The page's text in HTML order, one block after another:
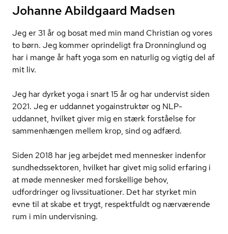
Johanne Abildgaard Madsen
Jeg er 31 år og bosat med min mand Christian og vores
to børn. Jeg kommer oprindeligt fra Dronninglund og
har i mange år haft yoga som en naturlig og vigtig del af
mit liv.
Jeg har dyrket yoga i snart 15 år og har undervist siden
2021. Jeg er uddannet yogainstruktør og NLP-
uddannet, hvilket giver mig en stærk forståelse for
sammenhængen mellem krop, sind og adfærd.
Siden 2018 har jeg arbejdet med mennesker indenfor
sund­heds­sek­to­ren, hvilket har givet mig solid erfaring i
at møde mennesker med forskellige behov,
udfordringer og livs­si­tu­a­tio­ner. Det har styrket min
evne til at skabe et trygt, respektfuldt og nærværende
rum i min undervisning.